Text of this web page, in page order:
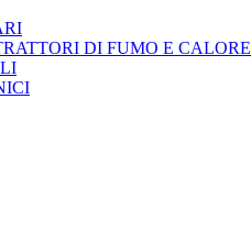
DI FUMO E CALORE